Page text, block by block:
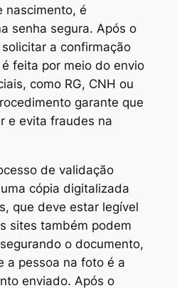
nascimento, é
senha segura. Após o
a confirmação
feita por meio do envio
como RG, CNH ou
garante que
e evita fraudes na
de validação
cópia digitalizada
que deve estar legível
sites também podem
o documento,
a pessoa na foto é a
enviado. Após o